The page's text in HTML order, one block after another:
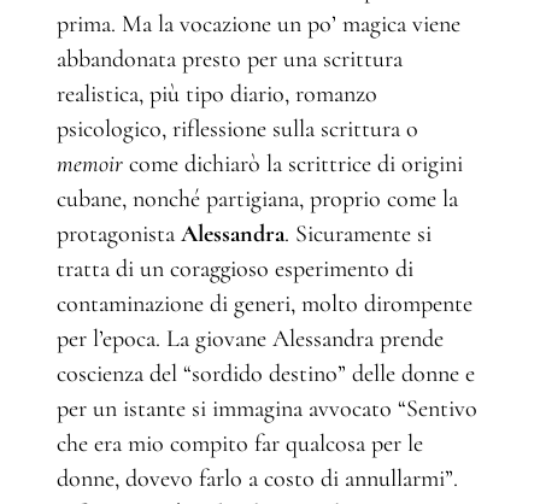
prima. Ma la vocazione un po’ magica viene
abbandonata presto per una scrittura
realistica, più tipo diario, romanzo
psicologico, riflessione sulla scrittura o
memoir come dichiarò la scrittrice di origini
cubane, nonché partigiana, proprio come la
protagonista Alessandra. Sicuramente si
tratta di un coraggioso esperimento di
contaminazione di generi, molto dirompente
per l’epoca. La giovane Alessandra prende
coscienza del “sordido destino” delle donne e
per un istante si immagina avvocato “Sentivo
che era mio compito far qualcosa per le
donne, dovevo farlo a costo di annullarmi”.